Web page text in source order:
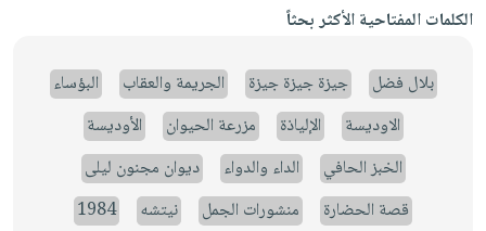
الكلمات المفتاحية الأكثر بحثاً
بلال فضل جيزة جيزة جيزة الجريمة والعقاب
البؤساء
الاوديسة
الإلياذة مزرعة الحيوان
الأوديسة
الخبز الحافي
الداء والدواء
ديوان مجنون ليلى
قصة الحضارة
منشورات الجمل نيتشه
1984